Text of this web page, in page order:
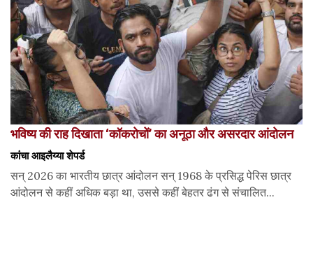
भविष्य की राह दिखाता ‘कॉकरोचों’ का अनूठा और असरदार आंदोलन
कांचा आइलैय्या शेपर्ड
सन् 2026 का भारतीय छात्र आंदोलन सन् 1968 के प्रसिद्ध पेरिस छात्र
आंदोलन से कहीं अधिक बड़ा था, उससे कहीं बेहतर ढंग से संचालित...